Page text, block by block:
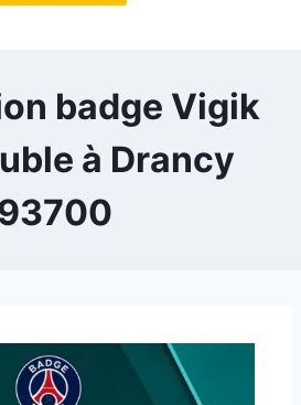
badge Vigik
à Drancy